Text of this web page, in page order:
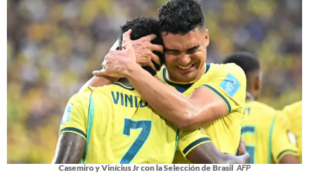
Casemiro y Vinícius Jr con la Selección de Brasil AFP